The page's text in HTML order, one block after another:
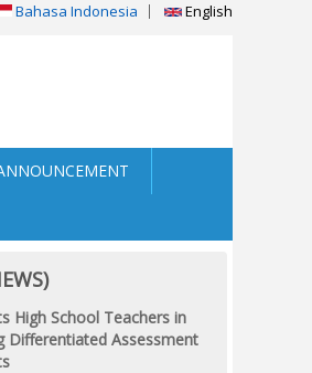
Bahasa Indonesia English
High School Teachers in
Differentiated Assessment